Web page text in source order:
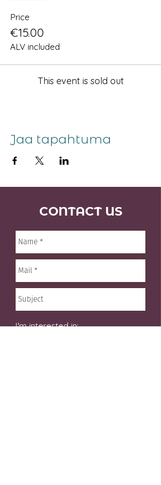
Price
€15.00
ALV included
This event is sold out
Jaa tapahtuma
CONTACT US
I'm interested in: